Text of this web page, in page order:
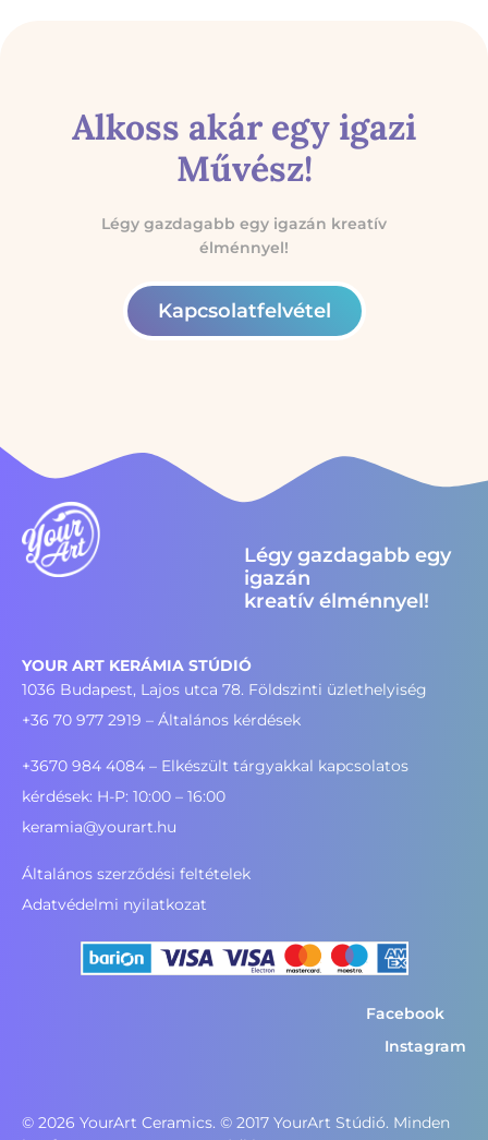
Alkoss akár egy igazi
Művész!
Légy gazdagabb egy igazán kreatív
élménnyel!
Kapcsolatfelvétel
Légy gazdagabb egy
igazán
kreatív élménnyel!
YOUR ART KERÁMIA STÚDIÓ
1036 Budapest, Lajos utca 78. Földszinti üzlethelyiség
+36 70 977 2919 – Általános kérdések
+3670 984 4084 – Elkészült tárgyakkal kapcsolatos
kérdések: H-P: 10:00 – 16:00
keramia@yourart.hu
Általános szerződési feltételek
Adatvédelmi nyilatkozat
Facebook
Instagram
© 2026 YourArt Ceramics. © 2017 YourArt Stúdió. Minden